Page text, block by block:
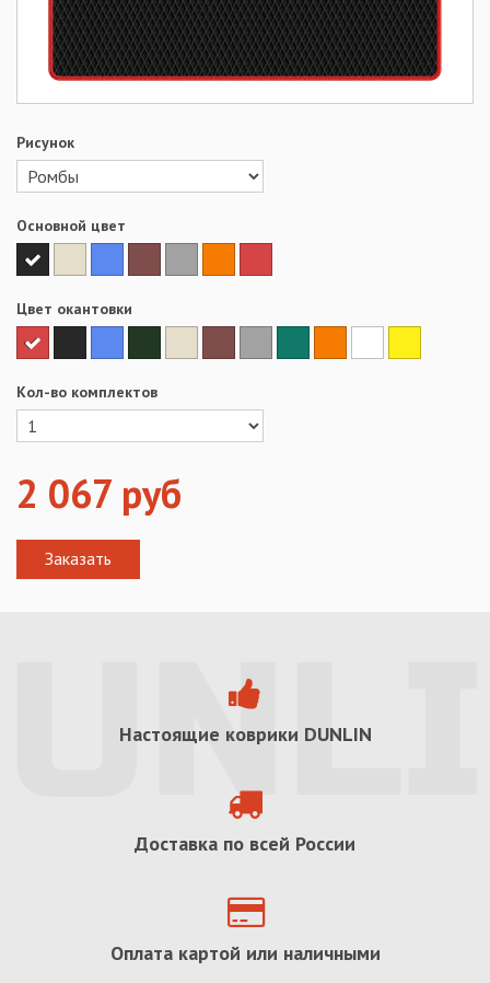
Рисунок
Основной цвет
Цвет окантовки
Кол-во комплектов
2 067 руб
Настоящие коврики DUNLIN
Доставка по всей России
Оплата картой или наличными